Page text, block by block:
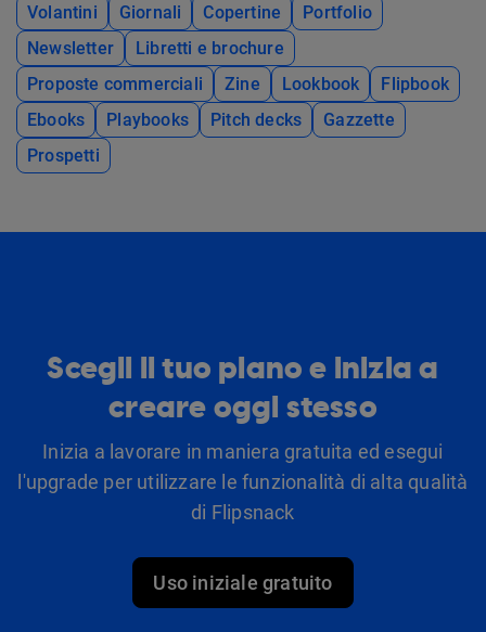
Volantini
Giornali Copertine
Portfolio
Newsletter
Libretti e brochure
Proposte commerciali
Zine Lookbook
Flipbook
Ebooks
Playbooks Pitch decks
Gazzette
Prospetti
Scegli il tuo piano e inizia a
creare oggi stesso
Inizia a lavorare in maniera gratuita ed esegui
l'upgrade per utilizzare le funzionalità di alta qualità
di Flipsnack
Uso iniziale gratuito